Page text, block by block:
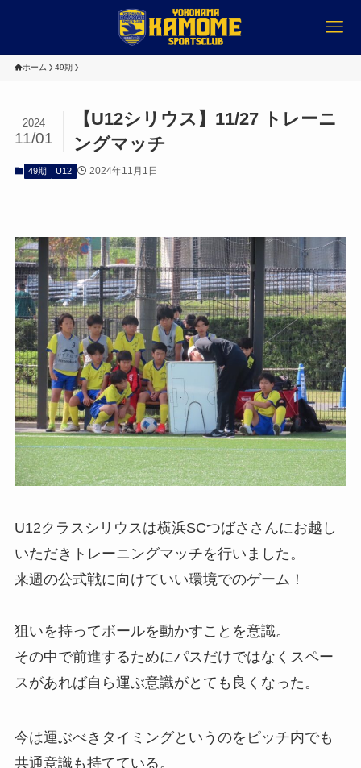
ホーム 49期
【U12シリウス】11/27 トレーニ
ングマッチ
2024
11/01
49期 U12 2024年11月1日
U12クラスシリウスは横浜SCつばささんにお越し
いただきトレーニングマッチを行いました。
来週の公式戦に向けていい環境でのゲーム！
狙いを持ってボールを動かすことを意識。
その中で前進するためにパスだけではなくスペー
スがあれば自ら運ぶ意識がとても良くなった。
今は運ぶべきタイミングというのをピッチ内でも
共通意識も持てている。